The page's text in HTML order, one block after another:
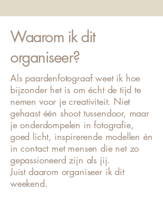
Waarom ik dit
organiseer?
Als paardenfotograaf weet ik hoe
bijzonder het is om écht de tijd te
nemen voor je creativiteit. Niet
gehaast één shoot tussendoor, maar
je onderdompelen in fotografie,
goed licht, inspirerende modellen én
in contact met mensen die net zo
gepassioneerd zijn als jij.
Juist daarom organiseer ik dit
weekend.